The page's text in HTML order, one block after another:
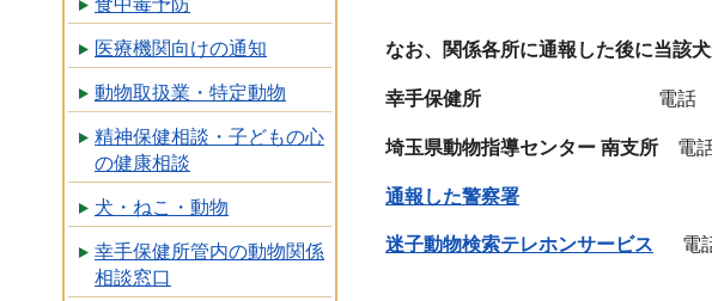
食中毒予防
医療機関向けの通知
動物取扱業・特定動物
精神保健相談・子どもの心
の健康相談
犬・ねこ・動物
幸手保健所管内の動物関係
相談窓口
なお、関係各所に通報した後に当該
幸手保健所 電話 0480-42-
埼玉県動物指導センター 南支所 電
通報した警察署
迷子動物検索テレホンサービス 電話